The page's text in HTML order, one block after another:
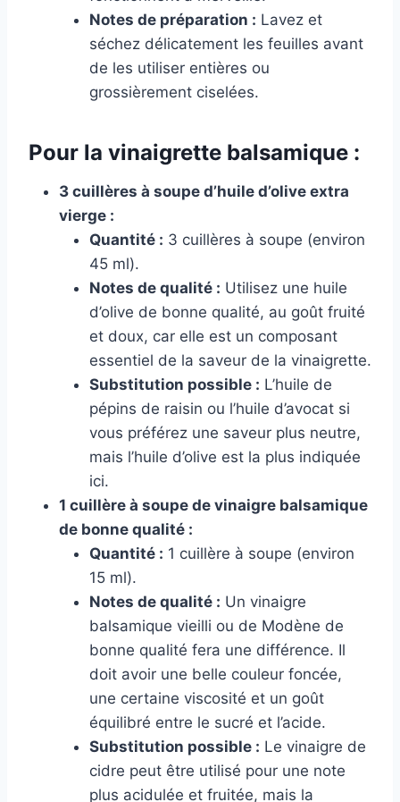
Notes de préparation : Lavez et
séchez délicatement les feuilles avant
de les utiliser entières ou
grossièrement ciselées.
Pour la vinaigrette balsamique :
3 cuillères à soupe d’huile d’olive extra
vierge :
Quantité : 3 cuillères à soupe (environ
45 ml).
Notes de qualité : Utilisez une huile
d’olive de bonne qualité, au goût fruité
et doux, car elle est un composant
essentiel de la saveur de la vinaigrette.
Substitution possible : L’huile de
pépins de raisin ou l’huile d’avocat si
vous préférez une saveur plus neutre,
mais l’huile d’olive est la plus indiquée
ici.
1 cuillère à soupe de vinaigre balsamique
de bonne qualité :
Quantité : 1 cuillère à soupe (environ
15 ml).
Notes de qualité : Un vinaigre
balsamique vieilli ou de Modène de
bonne qualité fera une différence. Il
doit avoir une belle couleur foncée,
une certaine viscosité et un goût
équilibré entre le sucré et l’acide.
Substitution possible : Le vinaigre de
cidre peut être utilisé pour une note
plus acidulée et fruitée, mais la